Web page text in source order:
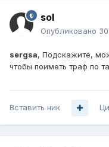
sol
Опубликовано
sergsa, Подскажите,
чтобы поиметь траф по
Вставить ник